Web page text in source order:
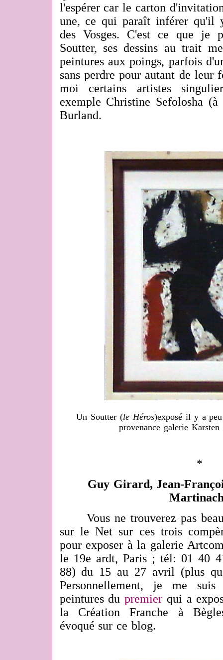
l'espérer car le carton
une, ce qui paraît inférer qu'il
des Vosges. C'est ce que je
Soutter, ses dessins au trait
peintures aux poings, parfois
sans perdre pour autant de leur
moi certains artistes
exemple Christine Sefolosha
Burland.
Un Soutter (le Héros)exposé il y a
provenance galerie
*
Guy Girard, Jean-
Vous ne trouverez pas
sur le Net sur ces trois
pour exposer à la galerie
le 19e ardt, Paris ; tél: 01 40
88) du 15 au 27 avril (plus
Personnellement, je me suis
peintures dupremier qui a
la Création Franche à
évoqué sur ce blog.